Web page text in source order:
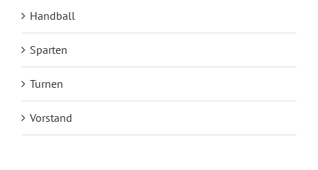
Handball
Sparten
Turnen
Vorstand